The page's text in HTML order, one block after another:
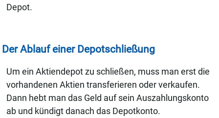
Depot.
Der Ablauf einer Depotschließung
Um ein Aktiendepot zu schließen, muss man erst die
vorhandenen Aktien transferieren oder verkaufen.
Dann hebt man das Geld auf sein Auszahlungskonto
ab und kündigt danach das Depotkonto.